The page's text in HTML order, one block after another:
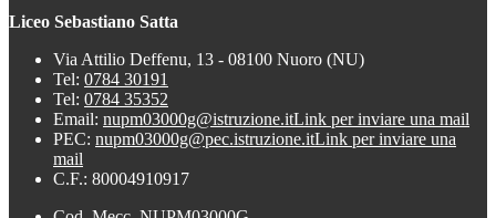
Liceo Sebastiano Satta
Via Attilio Deffenu, 13 - 08100 Nuoro (NU)
Tel: 0784 30191
Tel: 0784 35352
Email: nupm03000g@istruzione.itLink per inviare una mail
PEC: nupm03000g@pec.istruzione.itLink per inviare una
mail
C.F.: 80004910917